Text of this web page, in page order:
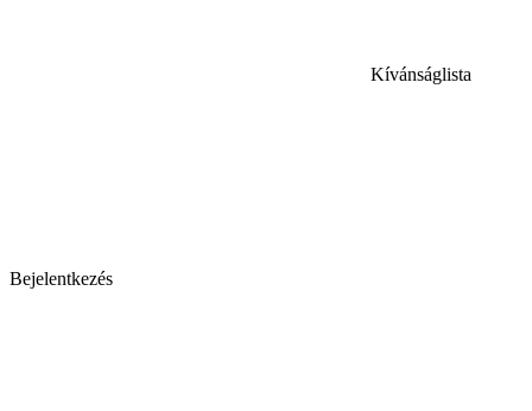
Kívánságlista
Bejelentkezés